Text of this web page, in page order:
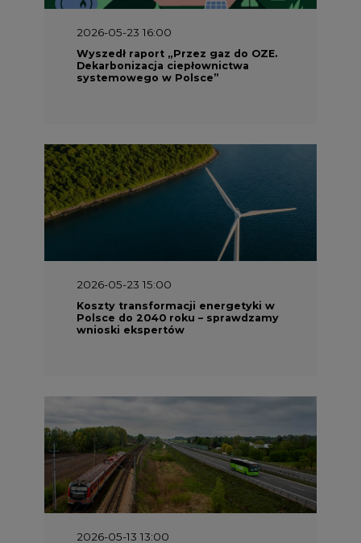
2026-05-23 16:00
Wyszedł raport „Przez gaz do OZE.
Dekarbonizacja ciepłownictwa
systemowego w Polsce”
2026-05-23 15:00
Koszty transformacji energetyki w
Polsce do 2040 roku – sprawdzamy
wnioski ekspertów
2026-05-13 13:00